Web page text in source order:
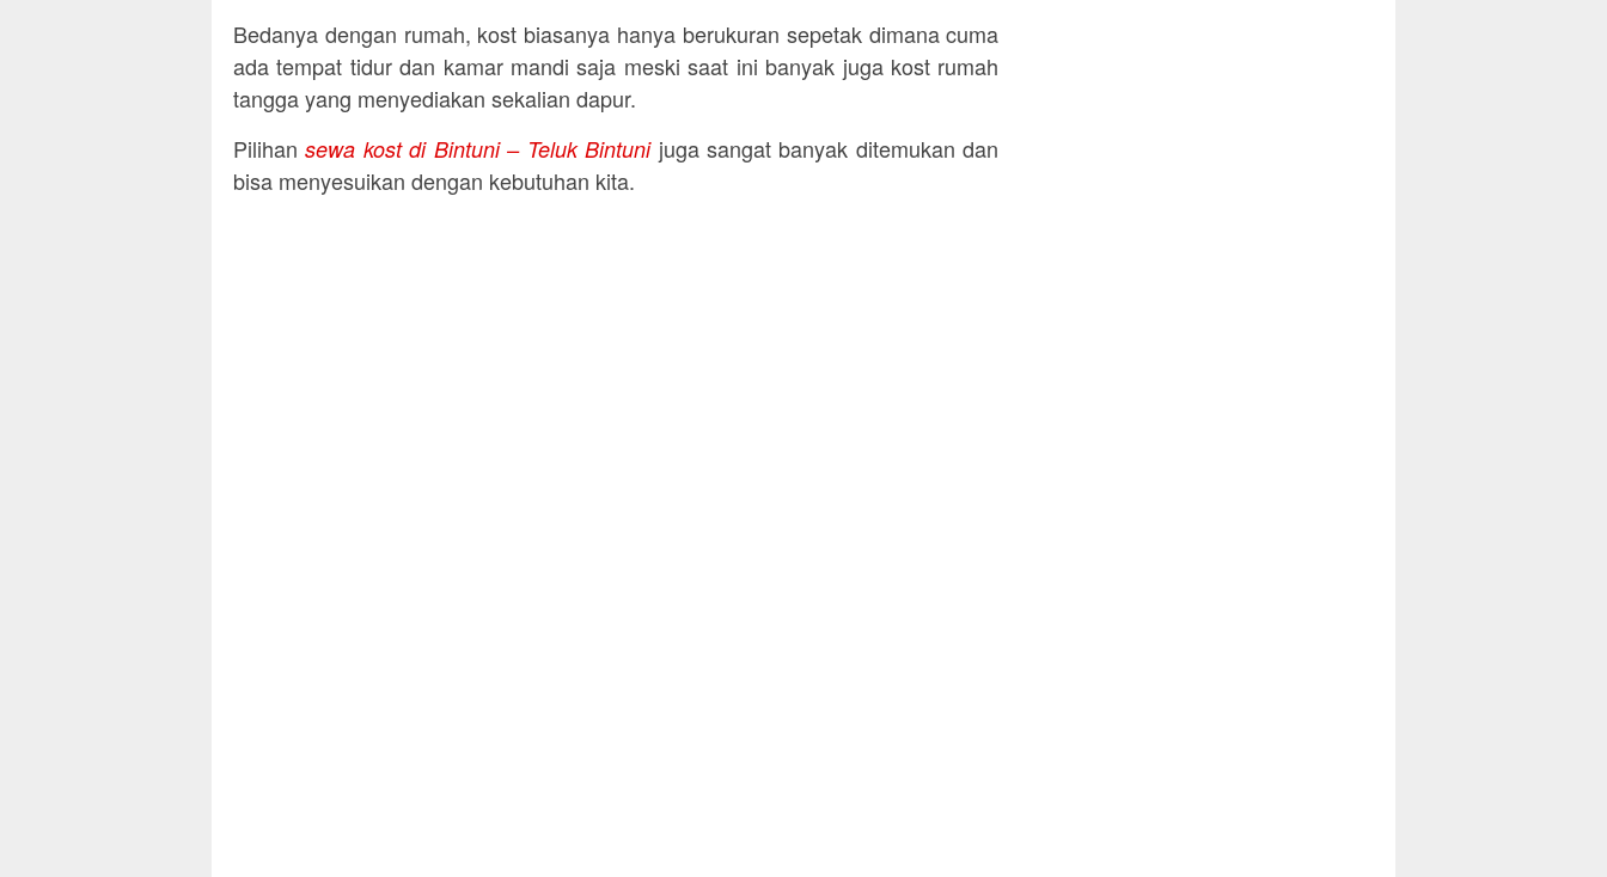
Bedanya dengan rumah, kost biasanya hanya berukuran sepetak dimana cuma
ada tempat tidur dan kamar mandi saja meski saat ini banyak juga kost rumah
tangga yang menyediakan sekalian dapur.
Pilihansewa kost di Bintuni – Teluk Bintunijuga sangat banyak ditemukan dan
bisa menyesuikan dengan kebutuhan kita.